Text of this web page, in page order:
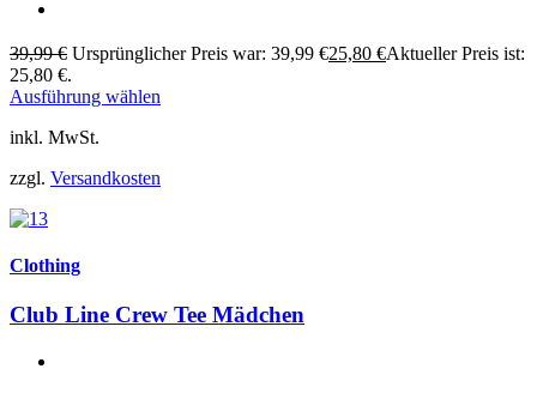
39,99€ Ursprünglicher Preis war: 39,99 €25,80 €Aktueller Preis ist:
25,80 €.
Ausführung wählen
inkl. MwSt.
zzgl. Versandkosten
Clothing
Club Line Crew Tee Mädchen